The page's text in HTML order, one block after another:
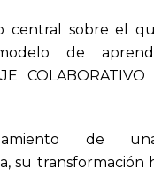
central sobre el
de
de
su transformación